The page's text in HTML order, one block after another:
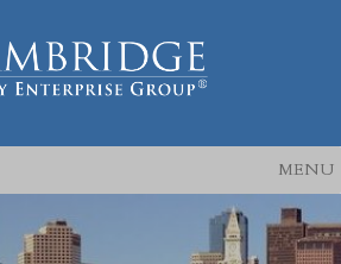
MENU